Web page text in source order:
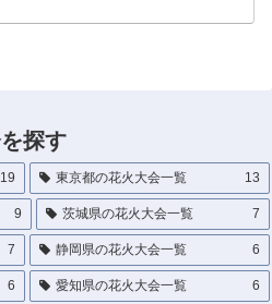
探す
19 東京都の花火大会一覧 13
9 茨城県の花火大会一覧 7
7 静岡県の花火大会一覧 6
6 愛知県の花火大会一覧 6